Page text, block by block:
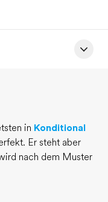
in Konditional
Er steht aber
nach dem Muster